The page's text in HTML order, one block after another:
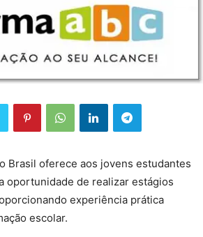
Brasil oferece aos jovens estudantes
oportunidade de realizar estágios
experiência prática
escolar.